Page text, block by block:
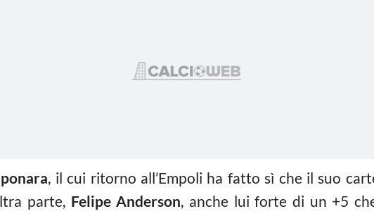
, il cui ritorno all’Empoli ha fatto sì che il suo
parte, Felipe Anderson, anche lui forte di un +5